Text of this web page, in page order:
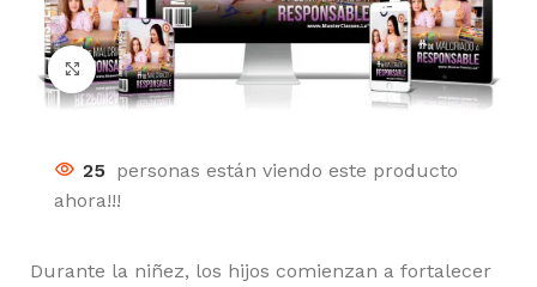
Click to enlarge
25 personas están viendo este producto
ahora!!!
Durante la niñez, los hijos comienzan a fortalecer